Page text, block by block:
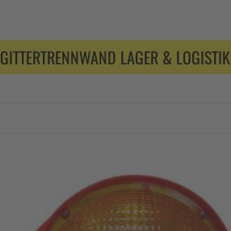
GITTERTRENNWAND LAGER & LOGISTIK